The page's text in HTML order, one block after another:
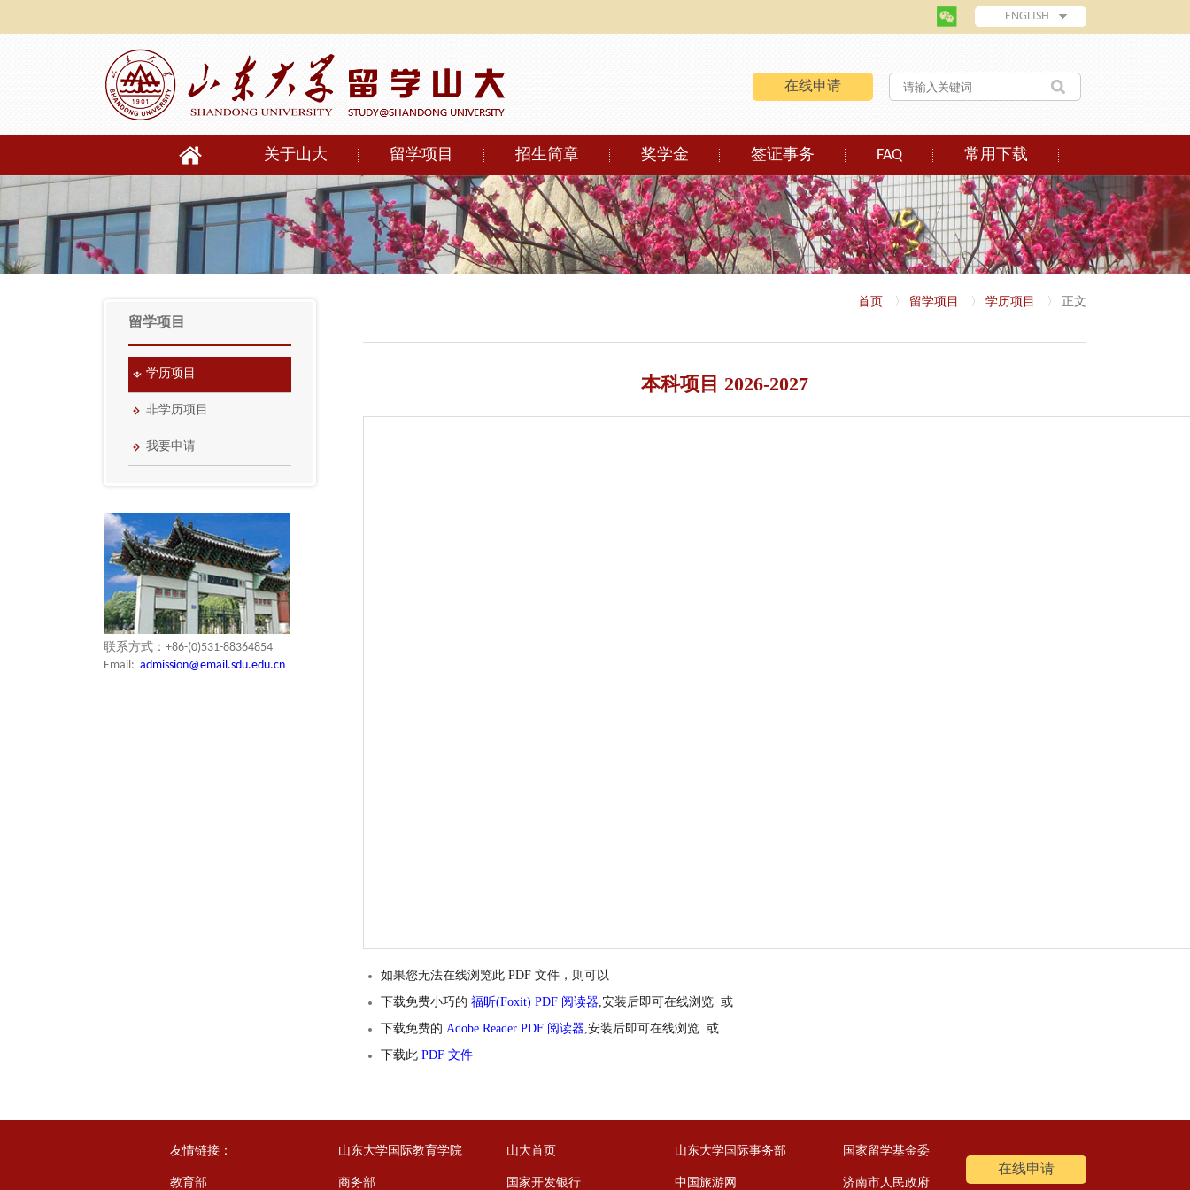
ENGLISH
在线申请
关于山大 留学项目 招生简章 奖学金 签证事务 FAQ 常用下载
留学项目
学历项目
非学历项目
我要申请
联系方式：+86-(0)531-88364854
Email: admission@email.sdu.edu.cn
首页 〉 留学项目 〉 学历项目 〉 正文
本科项目 2026-2027
如果您无法在线浏览此 PDF 文件，则可以
下载免费小巧的 福昕(Foxit) PDF 阅读器,安装后即可在线浏览 或
下载免费的 Adobe Reader PDF 阅读器,安装后即可在线浏览 或
下载此 PDF 文件
友情链接： 山东大学国际教育学院 山大首页 山东大学国际事务部 国家留学基金委
教育部 商务部 国家开发银行 中国旅游网 济南市人民政府
在线申请